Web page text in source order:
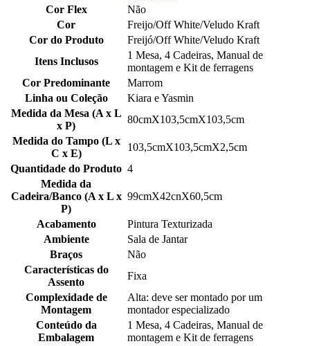
Cor Flex
Não
Cor
Freijo/Off White/Veludo Kraft
Cor do Produto
Freijó/Off White/Veludo Kraft
Itens Inclusos
1 Mesa, 4 Cadeiras, Manual de
montagem e Kit de ferragens
Cor Predominante
Marrom
Linha ou Coleção
Kiara e Yasmin
Medida da Mesa (A x L
x P)
80cmX103,5cmX103,5cm
Medida do Tampo (L x
C x E)
103,5cmX103,5cmX2,5cm
Quantidade do Produto 4
Medida da
Cadeira/Banco (A x L x
P)
99cmX42cnX60,5cm
Acabamento
Pintura Texturizada
Ambiente
Sala de Jantar
Braços
Não
Características do
Assento
Fixa
Complexidade de
Montagem
Alta: deve ser montado por um
montador especializado
Conteúdo da
Embalagem
1 Mesa, 4 Cadeiras, Manual de
montagem e Kit de ferragens